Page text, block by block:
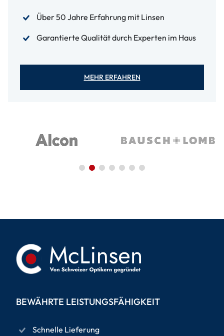
Über 50 Jahre Erfahrung mit Linsen
Garantierte Qualität durch Experten im Haus
MEHR ERFAHREN
BEWÄHRTE LEISTUNGSFÄHIGKEIT
Schnelle Lieferung